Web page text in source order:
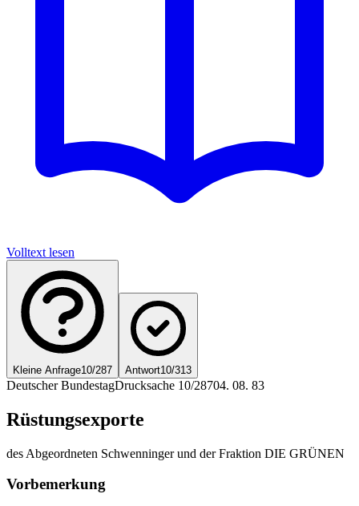
Volltext lesen
Kleine Anfrage10/287 Antwort10/313
Deutscher BundestagDrucksache 10/28704. 08. 83
Rüstungsexporte
des Abgeordneten Schwenninger und der Fraktion DIE GRÜNEN
Vorbemerkung